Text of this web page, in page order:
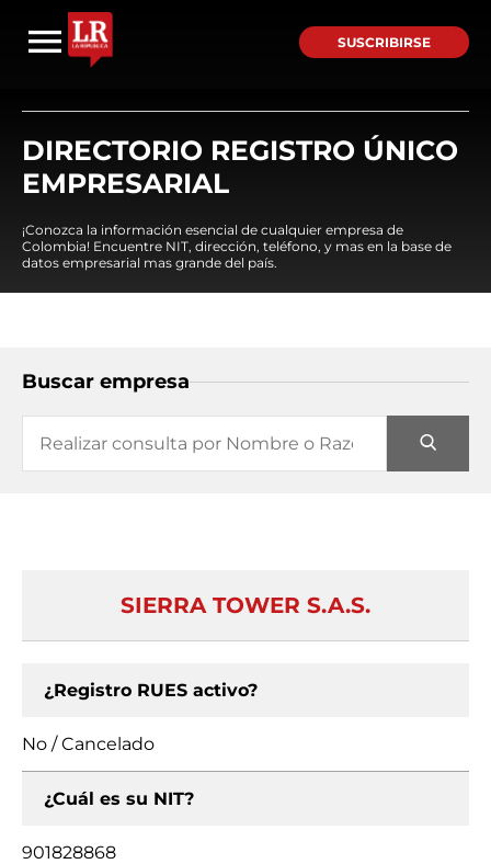
SUSCRIBIRSE
DIRECTORIO REGISTRO ÚNICO
EMPRESARIAL
¡Conozca la información esencial de cualquier empresa de
Colombia! Encuentre NIT, dirección, teléfono, y mas en la base de
datos empresarial mas grande del país.
Buscar empresa
SIERRA TOWER S.A.S.
¿Registro RUES activo?
No / Cancelado
¿Cuál es su NIT?
901828868